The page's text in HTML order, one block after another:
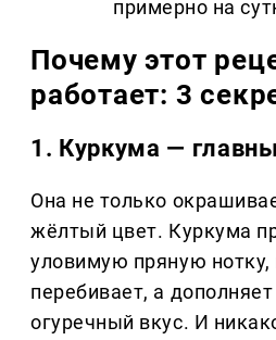
примерно на
Почему этот
работает: 3
1. Куркума —
Она не только
жёлтый цвет. Куркума
уловимую пряную нотку,
перебивает, а
огуречный вкус. И